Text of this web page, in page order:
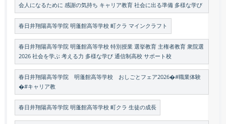
会人になるために 感謝の気持ち キャリア教育 社会に出る準備 多様な学び
春日井翔陽高等学院 明蓬館高等学校 町クラ マインクラフト
春日井翔陽高等学院 明蓬館高等学校 特別授業 選挙教育 主権者教育 衆院選
2026 社会を学ぶ 考える力 多様な学び 通信制高校 サポート校
春日井翔陽高等学院 明蓬館高等学校 おしごとフェア2026�#職業体験
�#キャリア教
春日井翔陽高等学院 明蓬館高等学校 町クラ 生徒の成長